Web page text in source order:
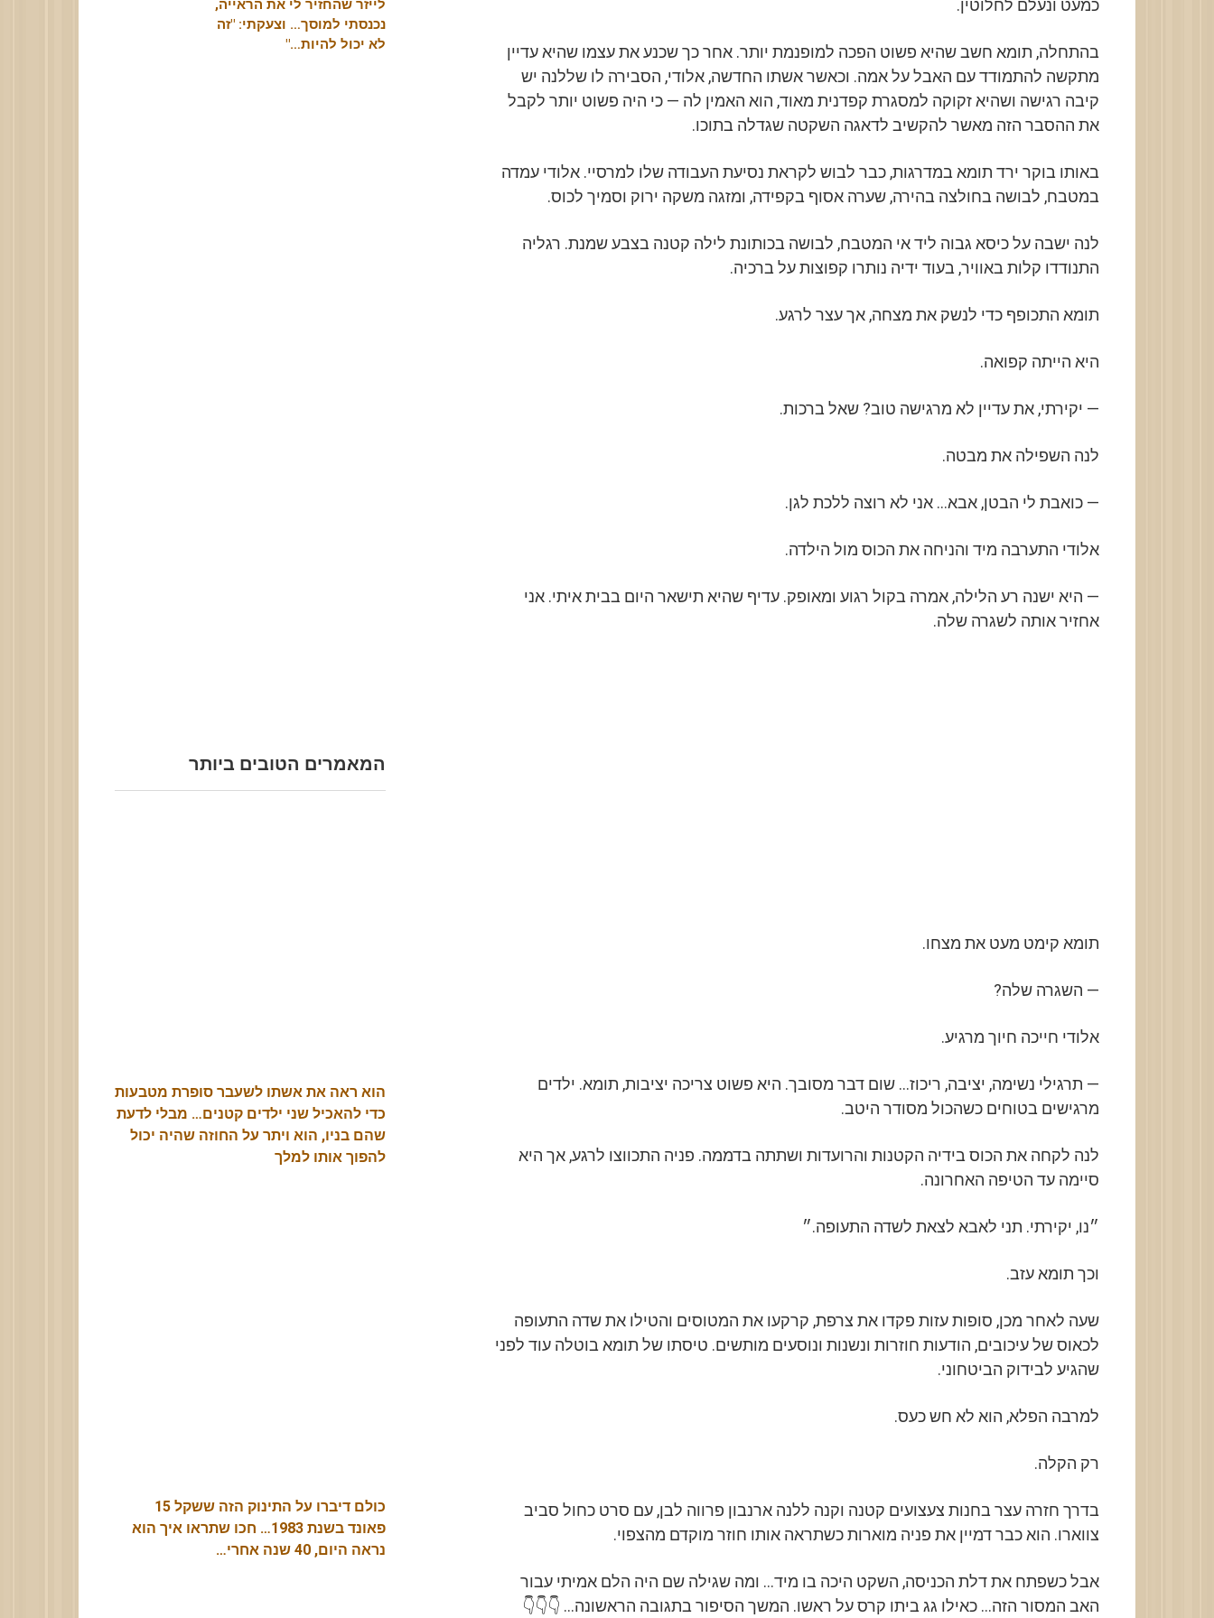
כמעט ונעלם לחלוטין.
בהתחלה, תומא חשב שהיא פשוט הפכה למופנמת יותר. אחר כך שכנע את עצמו שהיא עדיין
מתקשה להתמודד עם האבל על אמה. וכאשר אשתו החדשה, אלודי, הסבירה לו שללנה יש
קיבה רגישה ושהיא זקוקה למסגרת קפדנית מאוד, הוא האמין לה — כי היה פשוט יותר לקבל
את ההסבר הזה מאשר להקשיב לדאגה השקטה שגדלה בתוכו.
באותו בוקר ירד תומא במדרגות, כבר לבוש לקראת נסיעת העבודה שלו למרסיי. אלודי עמדה
במטבח, לבושה בחולצה בהירה, שערה אסוף בקפידה, ומזגה משקה ירוק וסמיך לכוס.
לנה ישבה על כיסא גבוה ליד אי המטבח, לבושה בכותונת לילה קטנה בצבע שמנת. רגליה
התנודדו קלות באוויר, בעוד ידיה נותרו קפוצות על ברכיה.
תומא התכופף כדי לנשק את מצחה, אך עצר לרגע.
היא הייתה קפואה.
— יקירתי, את עדיין לא מרגישה טוב? שאל ברכות.
לנה השפילה את מבטה.
— כואבת לי הבטן, אבא… אני לא רוצה ללכת לגן.
אלודי התערבה מיד והניחה את הכוס מול הילדה.
— היא ישנה רע הלילה, אמרה בקול רגוע ומאופק. עדיף שהיא תישאר היום בבית איתי. אני
אחזיר אותה לשגרה שלה.
תומא קימט מעט את מצחו.
— השגרה שלה?
אלודי חייכה חיוך מרגיע.
— תרגילי נשימה, יציבה, ריכוז… שום דבר מסובך. היא פשוט צריכה יציבות, תומא. ילדים
מרגישים בטוחים כשהכול מסודר היטב.
לנה לקחה את הכוס בידיה הקטנות והרועדות ושתתה בדממה. פניה התכווצו לרגע, אך היא
סיימה עד הטיפה האחרונה.
״נו, יקירתי. תני לאבא לצאת לשדה התעופה.״
וכך תומא עזב.
שעה לאחר מכן, סופות עזות פקדו את צרפת, קרקעו את המטוסים והטילו את שדה התעופה
לכאוס של עיכובים, הודעות חוזרות ונשנות ונוסעים מותשים. טיסתו של תומא בוטלה עוד לפני
שהגיע לבידוק הביטחוני.
למרבה הפלא, הוא לא חש כעס.
רק הקלה.
בדרך חזרה עצר בחנות צעצועים קטנה וקנה ללנה ארנבון פרווה לבן, עם סרט כחול סביב
צווארו. הוא כבר דמיין את פניה מוארות כשתראה אותו חוזר מוקדם מהצפוי.
אבל כשפתח את דלת הכניסה, השקט היכה בו מיד… ומה שגילה שם היה הלם אמיתי עבור
האב המסור הזה… כאילו גג ביתו קרס על ראשו. המשך הסיפור בתגובה הראשונה… 👇👇👇
לייזר שהחזיר לי את הראייה,
נכנסתי למוסך… וצעקתי: "זה
לא יכול להיות…"
המאמרים הטובים ביותר
הוא ראה את אשתו לשעבר סופרת מטבעות
כדי להאכיל שני ילדים קטנים… מבלי לדעת
שהם בניו, הוא ויתר על החוזה שהיה יכול
להפוך אותו למלך
כולם דיברו על התינוק הזה ששקל 15
פאונד בשנת 1983… חכו שתראו איך הוא
נראה היום, 40 שנה אחרי…